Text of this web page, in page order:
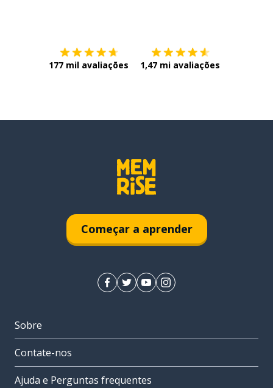
177 mil avaliações 1,47 mi avaliações
Começar a aprender
Sobre
Contate-nos
Ajuda e Perguntas frequentes